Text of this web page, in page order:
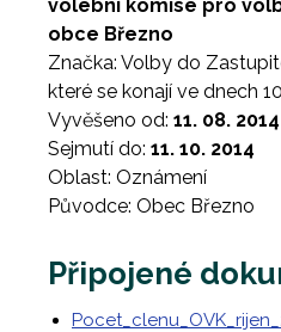
volební komise pro
obce Březno
Značka: Volby do
které se konají ve dnech
Vyvěšeno od: 11. 08. 2014
Sejmutí do: 11. 10. 2014
Oblast: Oznámení
Původce: Obec Březno
Připojené